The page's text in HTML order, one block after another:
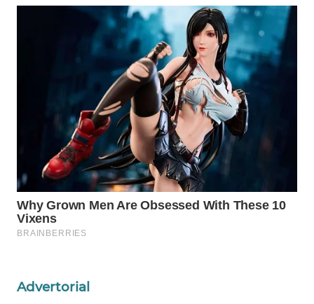
Advertorial
WAHANA
KONSUMEN
MASYARAKAT
KELISTRIKAN
WALINKI
ID